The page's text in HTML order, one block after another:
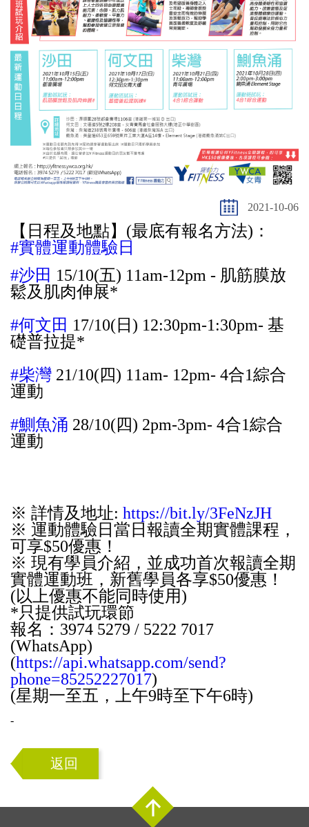
2021-10-06
【日程及地點】(最底有報名方法)：
#實體運動體驗日
#沙田 15/10(五) 11am-12pm - 肌筋膜放
鬆及肌肉伸展*
#何文田 17/10(日) 12:30pm-1:30pm- 基
礎普拉提*
#柴灣 21/10(四) 11am- 12pm- 4合1綜合
運動
#鰂魚涌 28/10(四) 2pm-3pm- 4合1綜合
運動
※ 詳情及地址: https://bit.ly/3FeNzJH
※ 運動體驗日當日報讀全期實體課程，
可享$50優惠！
※ 現有學員介紹，並成功首次報讀全期
實體運動班，新舊學員各享$50優惠！
(以上優惠不能同時使用)
*只提供試玩環節
報名：3974 5279 / 5222 7017
(WhatsApp)
(https://api.whatsapp.com/send?
phone=85252227017)
(星期一至五，上午9時至下午6時)
-
返回